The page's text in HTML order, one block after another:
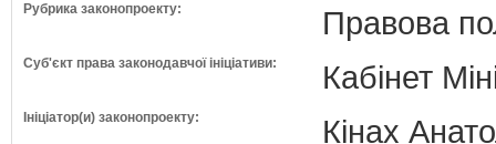
Рубрика законопроекту: Правова
Суб'єкт права законодавчої ініціативи: Кабінет
Ініціатор(и) законопроекту:
Кінах